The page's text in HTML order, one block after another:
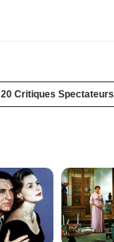
20 Critiques Spectateurs